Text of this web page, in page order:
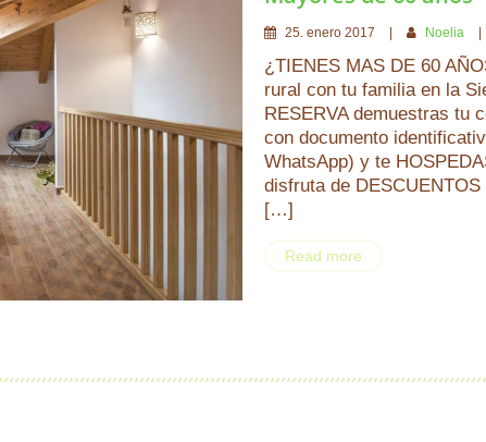
25. enero 2017 Noelia
¿TIENES MAS DE 60
rural con tu familia en la
RESERVA demuestras tu
con documento
WhatsApp) y te
disfruta de
[…]
Read more